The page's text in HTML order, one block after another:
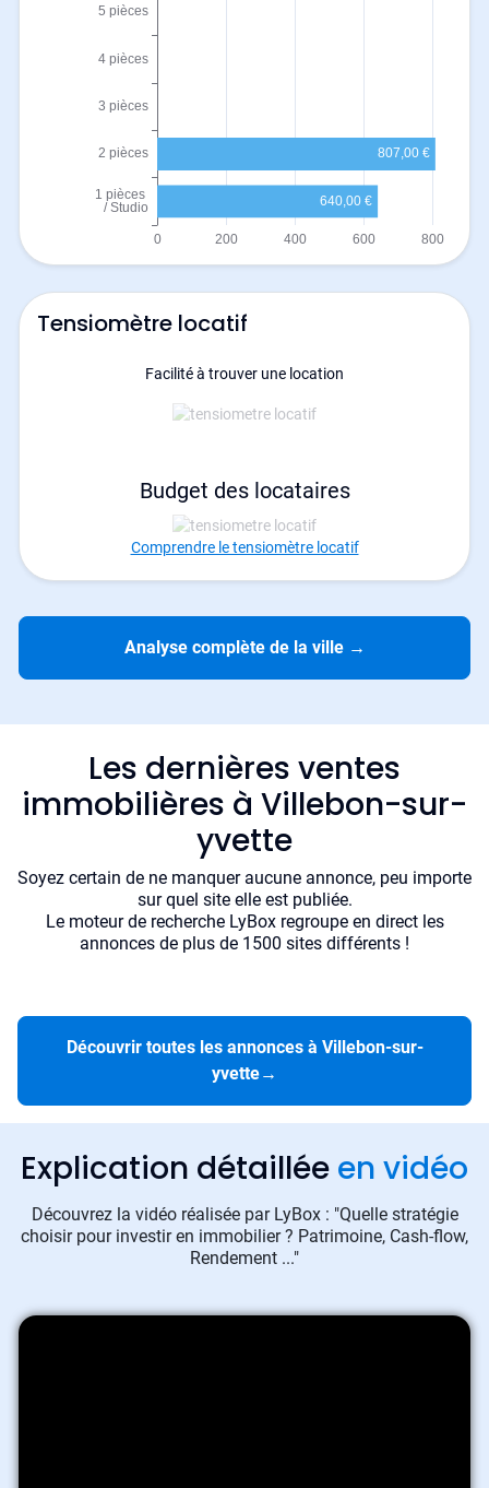
Tensiomètre locatif
Facilité à trouver une location
Budget des locataires
Comprendre le tensiomètre locatif
Analyse complète de la ville →
Les dernières ventes
immobilières à Villebon-sur-
yvette
Soyez certain de ne manquer aucune annonce, peu importe
sur quel site elle est publiée.
Le moteur de recherche LyBox regroupe en direct les
annonces de plus de 1500 sites différents !
Découvrir toutes les annonces à Villebon-sur-
yvette→
Explication détaillée en vidéo
Découvrez la vidéo réalisée par LyBox : "Quelle stratégie
choisir pour investir en immobilier ? Patrimoine, Cash-flow,
Rendement ..."